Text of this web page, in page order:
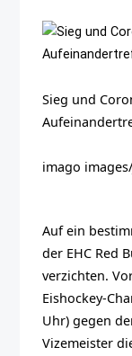
Sieg und
imago
Auf ein
der EHC Red
verzichten.
Eishockey-
Uhr) gegen
Vizemeister